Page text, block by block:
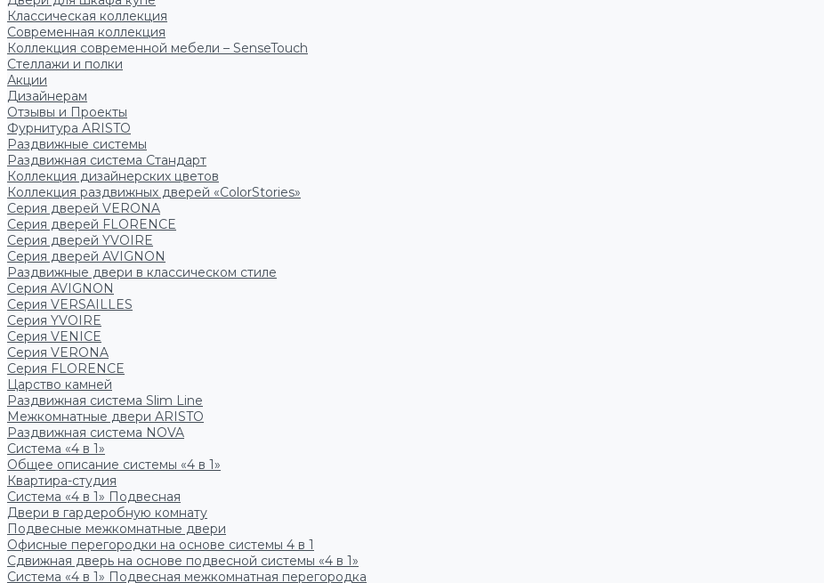
Классическая коллекция
Современная коллекция
Коллекция современной мебели – SenseTouch
Стеллажи и полки
Акции
Дизайнерам
Отзывы и Проекты
Фурнитура ARISTO
Раздвижные системы
Раздвижная система Стандарт
Коллекция дизайнерских цветов
Коллекция раздвижных дверей «ColorStories»
Серия дверей VERONA
Серия дверей FLORENCE
Серия дверей YVOIRE
Серия дверей AVIGNON
Раздвижные двери в классическом стиле
Серия AVIGNON
Серия VERSAILLES
Серия YVOIRE
Серия VENICE
Серия VERONA
Серия FLORENCE
Царство камней
Раздвижная система Slim Line
Межкомнатные двери ARISTO
Раздвижная система NOVA
Система «4 в 1»
Общее описание системы «4 в 1»
Квартира-студия
Система «4 в 1» Подвесная
Двери в гардеробную комнату
Подвесные межкомнатные двери
Офисные перегородки на основе системы 4 в 1
Сдвижная дверь на основе подвесной системы «4 в 1»
Система «4 в 1» Подвесная межкомнатная перегородка